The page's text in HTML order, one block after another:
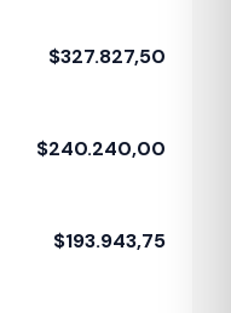
$327.827,50
$240.240,00
$193.943,75